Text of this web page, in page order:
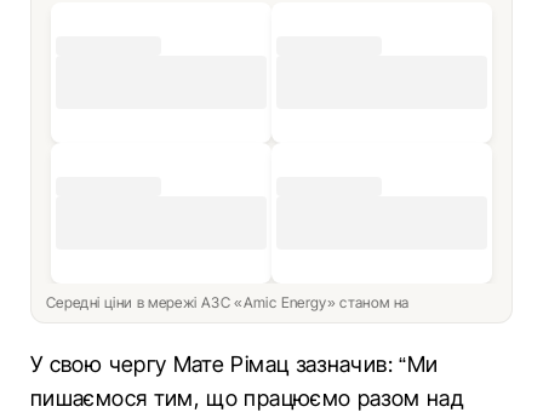
Середні ціни в мережі АЗС «Amic Energy» станом на
У свою чергу Мате Рімац зазначив: “Ми
пишаємося тим, що працюємо разом над